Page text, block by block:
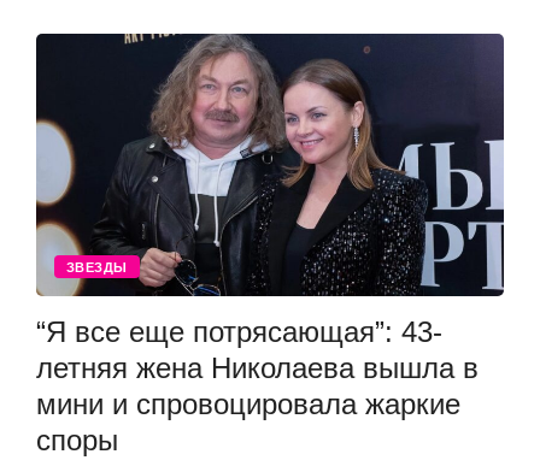
ЗВЕЗДЫ
“Я все еще потрясающая”: 43-
летняя жена Николаева вышла в
мини и спровоцировала жаркие
споры